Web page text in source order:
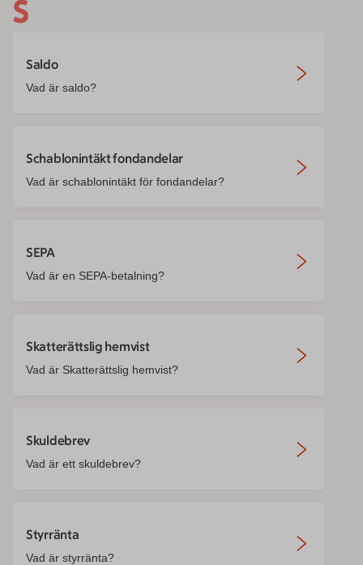
S
Saldo
Vad är saldo?
Schablonintäkt fondandelar
Vad är schablonintäkt för fondandelar?
SEPA
Vad är en SEPA-betalning?
Skatterättslig hemvist
Vad är Skatterättslig hemvist?
Skuldebrev
Vad är ett skuldebrev?
Styrränta
Vad är styrränta?